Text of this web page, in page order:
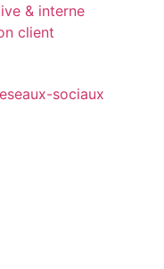
& interne
client